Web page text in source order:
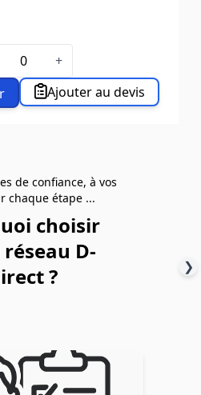
❯
1000
685
+
Ajouter au devis
de confiance, à vos
chaque étape ...
choisir
D-
?